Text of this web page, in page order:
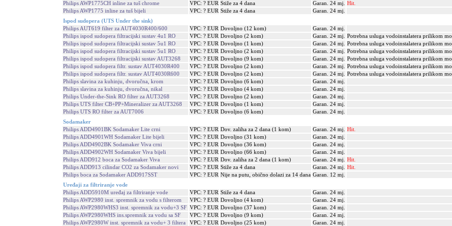
Philips AWP1775CH inline za tuš chrome VPC: ? EUR Stiže za 4 dana Garan. 24 mj.
Hit.
Philips AWP1775 inline za tuš bijeli
VPC: ? EUR Stiže za 4 dana
Garan. 24 mj.
Ispod sudopera (UTS Under the sink)
Philips AUT619 filter za AUT4030R400/600
VPC: ? EUR Dovoljno (12 kom)
Garan. 24 mj.
Philips ispod sudopera filtracijski sustav 4u1 RO
VPC: ? EUR Dovoljno (2 kom) Garan. 24 mj.
Potrebna usluga vodoinstalatera prilikom
Philips ispod sudopera filtracijski sustav 5u1 RO
VPC: ? EUR Dovoljno (1 kom) Garan. 24 mj.
Potrebna usluga vodoinstalatera prilikom
Philips ispod sudopera filtracijski sustav 5u1 RO
VPC: ? EUR Dovoljno (2 kom) Garan. 24 mj.
Potrebna usluga vodoinstalatera prilikom
Philips ispod sudopera filtracijski sustav AUT3268
VPC: ? EUR Dovoljno (9 kom) Garan. 24 mj.
Potrebna usluga vodoinstalatera prilikom
Philips ispod sudopera filtr. sustav AUT4030R400
VPC: ? EUR Dovoljno (2 kom) Garan. 24 mj.
Potrebna usluga vodoinstalatera prilikom
Philips ispod sudopera filtr. sustav AUT4030R600
VPC: ? EUR Dovoljno (2 kom) Garan. 24 mj.
Potrebna usluga vodoinstalatera prilikom
Philips slavina za kuhinju, dvoručna, krom
VPC: ? EUR Dovoljno (6 kom)
Garan. 24 mj.
Philips slavina za kuhinju, dvoručna, nikal
VPC: ? EUR Dovoljno (4 kom)
Garan. 24 mj.
Philips Under-the-Sink RO filter za AUT3268
VPC: ? EUR Dovoljno (2 kom)
Garan. 24 mj.
Philips UTS filter CB+PP+Mineralizer za AUT3268
VPC: ? EUR Dovoljno (1 kom)
Garan. 24 mj.
Philips UTS RO filter za AUT7006
VPC: ? EUR Dovoljno (6 kom)
Garan. 24 mj.
Sodamaker
Philips ADD4901BK Sodamaker Lite crni
VPC: ? EUR Dov. zaliha za 2 dana (1 kom) Garan. 24 mj.
Hit.
Philips ADD4901WH Sodamaker Lite bijeli
VPC: ? EUR Dovoljno (31 kom)
Garan. 24 mj.
Philips ADD4902BK Sodamaker Viva crni
VPC: ? EUR Dovoljno (36 kom)
Garan. 24 mj.
Philips ADD4902WH Sodamaker Viva bijeli
VPC: ? EUR Dovoljno (66 kom)
Garan. 24 mj.
Philips ADD912 boca za Sodamaker Viva
VPC: ? EUR Dov. zaliha za 2 dana (1 kom) Garan. 24 mj.
Hit.
Philips ADD913 cilindar CO2 za Sodamaker novi
VPC: ? EUR Stiže za 4 dana Garan. 24 mj.
Hit.
Philips boca za Sodamaker ADD917SST
VPC: ? EUR Nije na putu, obično dolazi za 14 dana Garan. 12 mj.
Uređaji za filtriranje vode
Philips ADD5910M uređaj za filtriranje vode
VPC: ? EUR Stiže za 4 dana
Garan. 24 mj.
Philips AWP2980 inst. spremnik za vodu s filterom
VPC: ? EUR Dovoljno (4 kom)
Garan. 24 mj.
Philips AWP2980WHS3 inst. spremnik za vodu+3 SF VPC: ? EUR Dovoljno (37 kom)
Garan. 24 mj.
Philips AWP2980WHS ins.spremnik za vodu sa SF
VPC: ? EUR Dovoljno (9 kom)
Garan. 24 mj.
Philips AWP2980W inst. spremnik za vodu+ 3 filtera
VPC: ? EUR Dovoljno (25 kom) Garan. 24 mj.